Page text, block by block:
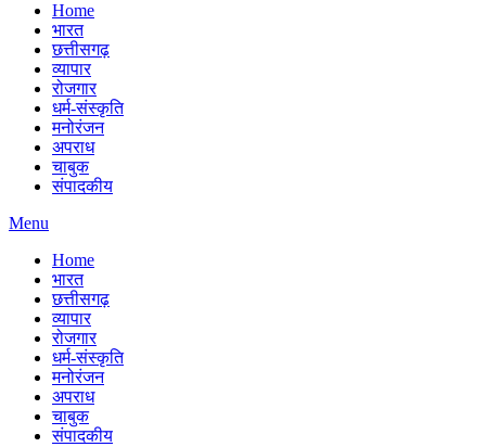
Home
भारत
छत्तीसगढ़
व्यापार
रोजगार
धर्म-संस्कृति
मनोरंजन
अपराध
चाबुक
संपादकीय
Menu
Home
भारत
छत्तीसगढ़
व्यापार
रोजगार
धर्म-संस्कृति
मनोरंजन
अपराध
चाबुक
संपादकीय